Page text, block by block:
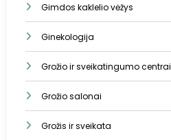
Gimdos kaklelio vėžys
Ginekologija
Grožio ir sveikatingumo centrai
Grožio salonai
Grožis ir sveikata